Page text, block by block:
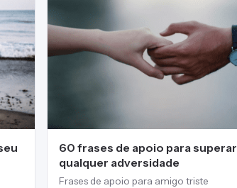
60 frases de apoio para superar
qualquer adversidade
Frases de apoio para amigo triste